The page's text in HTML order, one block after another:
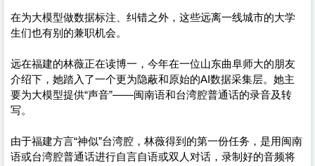
在为大模型做数据标注、纠错之外，这些远离一线城市的大学
生们也有别的兼职机会。
远在福建的林薇正在读博一，今年在一位山东曲阜师大的朋友
介绍下，她踏入了一个更为隐蔽和原始的AI数据采集层。她主
要为大模型提供“声音”——闽南语和台湾腔普通话的录音及转
写。
由于福建方言“神似”台湾腔，林薇得到的第一份任务，是用闽南
语或台湾腔普通话进行自言自语或双人对话，录制好的音频将